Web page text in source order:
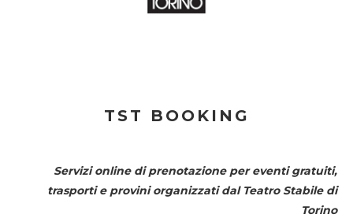
TST BOOKING
Servizi online di prenotazione per eventi gratuiti,
trasporti e provini organizzati dal Teatro Stabile di
Torino